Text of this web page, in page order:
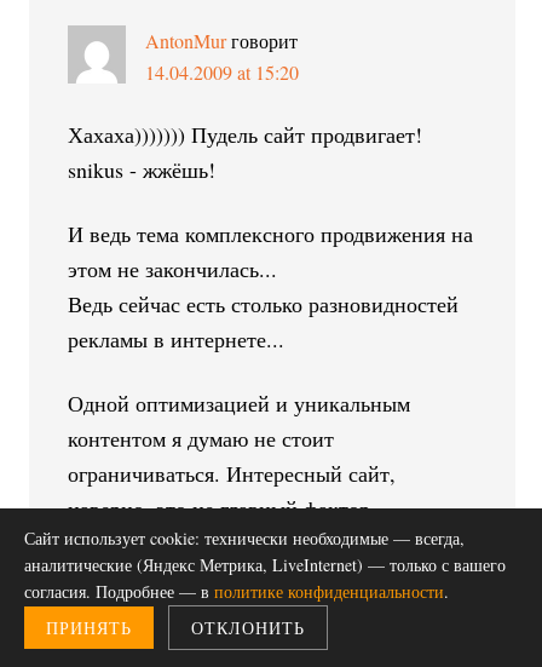
AntonMurговорит
14.04.2009 at 15:20
Хахаха))))))) Пудель сайт продвигает!
snikus - жжёшь!
И ведь тема комплексного продвижения на
этом не закончилась...
Ведь сейчас есть столько разновидностей
рекламы в интернете...
Одной оптимизацией и уникальным
контентом я думаю не стоит
ограничиваться. Интересный сайт,
наверно, это не главный фактор
продвижения, но он естественный)
Мысль... Под продвижением сайта не
стоит понимать только оптимизацию.
Сайт использует cookie: технически необходимые — всегда,
аналитические (Яндекс Метрика, LiveInternet) — только с вашего
согласия. Подробнее — в политике конфиденциальности.
ПРИНЯТЬ
ОТКЛОНИТЬ